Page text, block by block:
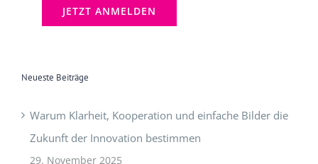
Neueste Beiträge
Warum Klarheit, Kooperation und einfache Bilder die
Zukunft der Innovation bestimmen
29. November 2025